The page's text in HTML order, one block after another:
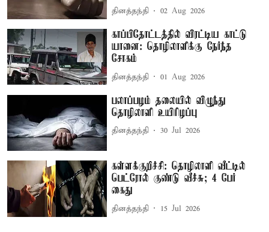
தினத்தந்தி 02 Aug 2026
காப்பிதோட்டத்தில் விரட்டிய காட்டு
யானை: தொழிலாளிக்கு நேர்ந்த
சோகம்
தினத்தந்தி 01 Aug 2026
பலாப்பழம் தலையில் விழுந்து
தொழிலாளி உயிரிழப்பு
தினத்தந்தி 30 Jul 2026
கள்ளக்குறிச்சி: தொழிலாளி வீட்டில்
பெட்ரோல் குண்டு வீச்சு; 4 பேர்
கைது
தினத்தந்தி 15 Jul 2026